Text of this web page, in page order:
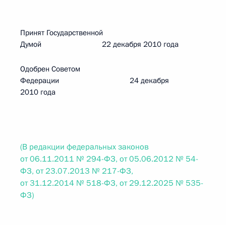
Принят Государственной
Думой 22 декабря 2010 года
Одобрен Советом
Федерации 24 декабря
2010 года
(В редакции федеральных законов
от 06.11.2011 № 294-ФЗ, от 05.06.2012 № 54-
ФЗ, от 23.07.2013 № 217-ФЗ,
от 31.12.2014 № 518-ФЗ, от 29.12.2025 № 535-
ФЗ)